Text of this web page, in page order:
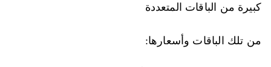
كبيرة من الباقات المتعددة
من تلك الباقات وأسعارها: